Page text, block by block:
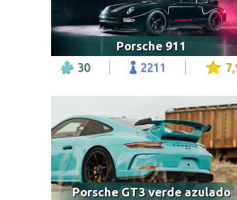
Porsche 911
30 2211
Porsche GT3 verde azulado